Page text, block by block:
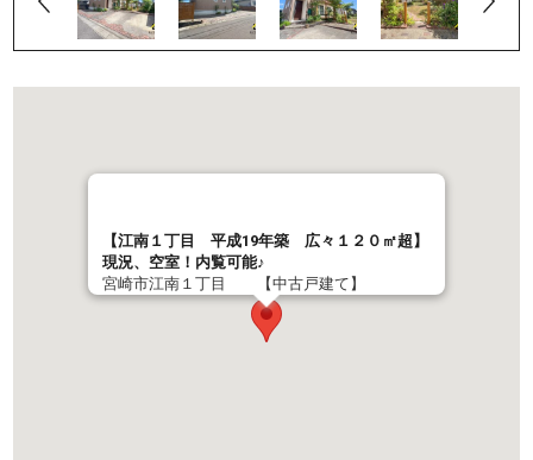
【江南１丁目 平成19年築 広々１２０㎡超】
現況、空室！内覧可能♪
宮崎市江南１丁目 【中古戸建て】